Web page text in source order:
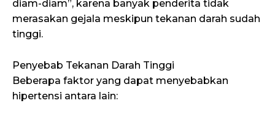
diam-diam”, karena banyak penderita tidak
merasakan gejala meskipun tekanan darah sudah
tinggi.
Penyebab Tekanan Darah Tinggi
Beberapa faktor yang dapat menyebabkan
hipertensi antara lain: